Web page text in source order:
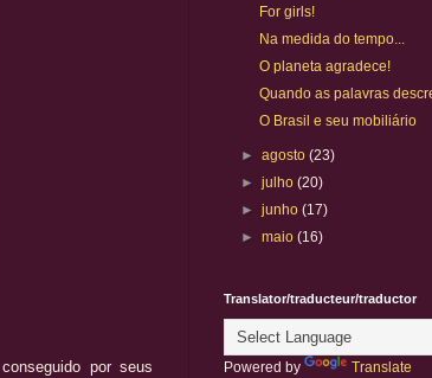
por seus
For girls!
Na medida do tempo...
O planeta agradece!
Quando as palavras
O Brasil e seu mobiliário
►agosto(23)
►julho(20)
►junho(17)
►maio(16)
Translator/traducteur/traductor
Powered by Translate